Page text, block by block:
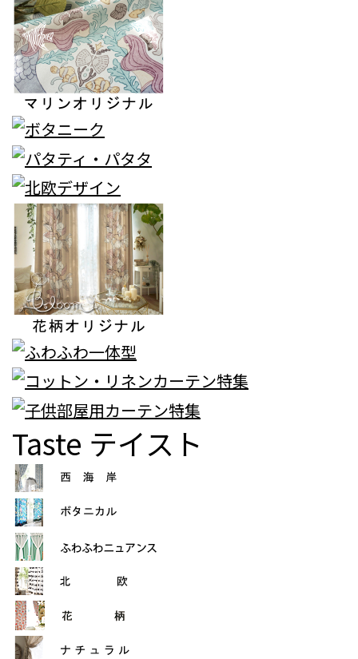
Taste テイスト